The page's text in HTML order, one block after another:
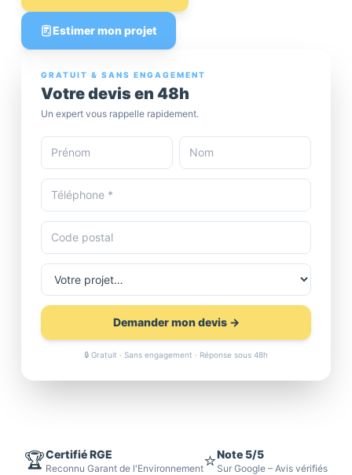
Estimer mon projet
GRATUIT & SANS ENGAGEMENT
Votre devis en 48h
Un expert vous rappelle rapidement.
Demander mon devis →
🔒 Gratuit · Sans engagement · Réponse sous 48h
🏆Certifié RGE
Reconnu Garant de l'Environnement⭐Note 5/5
Sur Google – Avis vérifiés